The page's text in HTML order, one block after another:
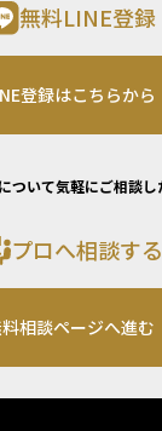
無料LINE登録
登録はこちらから
ついて気軽にご相談し
プロへ相談する
相談ページへ進む